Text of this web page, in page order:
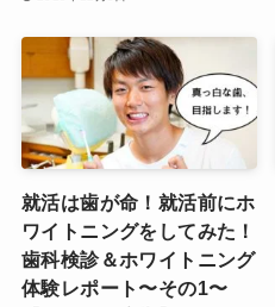
就活は歯が命！就活前にホ
ワイトニングをしてみた！
歯科検診＆ホワイトニング
体験レポート〜その1〜